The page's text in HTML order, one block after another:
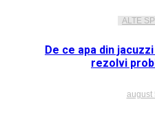
ALTE
De ce apa din
rezolvi
august